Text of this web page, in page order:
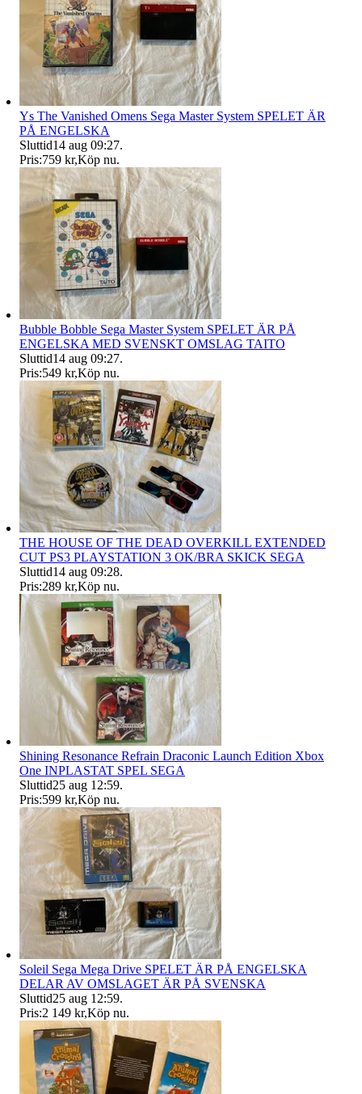
Ys The Vanished Omens Sega Master System SPELET ÄR
PÅ ENGELSKA
Sluttid14 aug 09:27.
Pris:759 kr,Köp nu.
Bubble Bobble Sega Master System SPELET ÄR PÅ
ENGELSKA MED SVENSKT OMSLAG TAITO
Sluttid14 aug 09:27.
Pris:549 kr,Köp nu.
THE HOUSE OF THE DEAD OVERKILL EXTENDED
CUT PS3 PLAYSTATION 3 OK/BRA SKICK SEGA
Sluttid14 aug 09:28.
Pris:289 kr,Köp nu.
Shining Resonance Refrain Draconic Launch Edition Xbox
One INPLASTAT SPEL SEGA
Sluttid25 aug 12:59.
Pris:599 kr,Köp nu.
Soleil Sega Mega Drive SPELET ÄR PÅ ENGELSKA
DELAR AV OMSLAGET ÄR PÅ SVENSKA
Sluttid25 aug 12:59.
Pris:2 149 kr,Köp nu.